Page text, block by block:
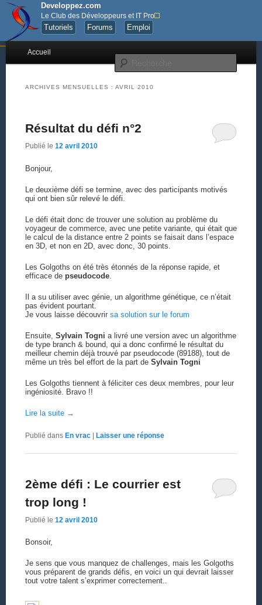
Developpez.com
Le Club des Développeurs et IT Pro
Tutoriels Forums Emploi
Les notes de Golgotha
Aller au contenu principal
Aller au contenu secondaire
Accueil
ARCHIVES MENSUELLES : AVRIL 2010
Résultat du défi n°2
Publié le 12 avril 2010
Bonjour,
Le deuxième défi se termine, avec des participants motivés
qui ont bien sûr relevé le défi.
Le défi était donc de trouver une solution au problème du
voyageur de commerce, avec une petite variante, qui était que
le calcul de la distance entre 2 points se faisait dans l’espace
en 3D, et non en 2D, avec donc, 30 points.
Les Golgoths on été très étonnés de la réponse rapide, et
efficace de pseudocode.
Il a su utiliser avec génie, un algorithme génétique, ce n’était
pas évident pourtant.
Je vous laisse découvrir sa solution sur le forum
Ensuite, Sylvain Togni a livré une version avec un algorithme
de type branch & bound, qui a donc confirmé le résultat du
meilleur chemin déjà trouvé par pseudocode (89188), tout de
même un très bel effort de la part de Sylvain Togni
Les Golgoths tiennent à féliciter ces deux membres, pour leur
ingéniosité. Bravo !!
Lire la suite →
Publié dans En vrac | Laisser une réponse
2ème défi : Le courrier est
trop long !
Publié le 12 avril 2010
Bonsoir,
Je sens que vous manquez de challenges, mais les Golgoths
vous préparent de grands défis, en voici un qui devrait laisser
tout votre talent s’exprimer correctement..